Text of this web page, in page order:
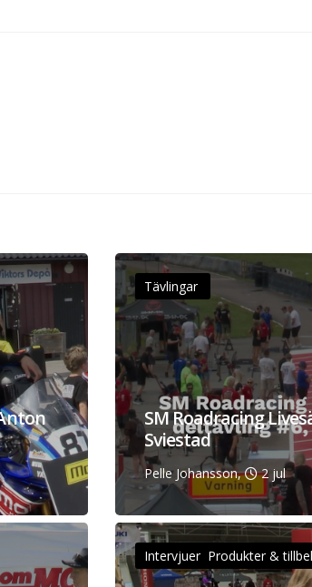
Tävlingar
SM Roadracing
Sviestad
Pelle Johansson, 2 jul
Intervjuer Produkter &